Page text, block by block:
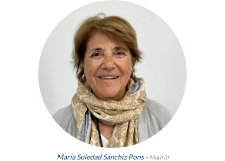
María Soledad Sanchiz Pons - Madrid